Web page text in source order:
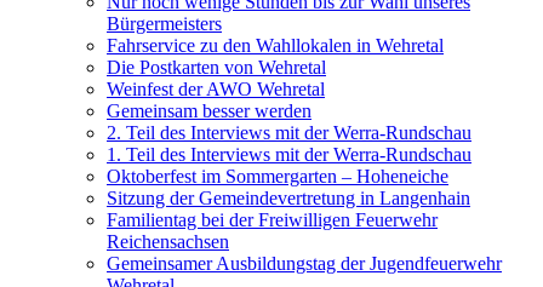
Bürgermeisters
Fahrservice zu den Wahllokalen in Wehretal
Die Postkarten von Wehretal
Weinfest der AWO Wehretal
Gemeinsam besser werden
2. Teil des Interviews mit der Werra-Rundschau
1. Teil des Interviews mit der Werra-Rundschau
Oktoberfest im Sommergarten – Hoheneiche
Sitzung der Gemeindevertretung in Langenhain
Familientag bei der Freiwilligen Feuerwehr
Reichensachsen
Gemeinsamer Ausbildungstag der Jugendfeuerwehr